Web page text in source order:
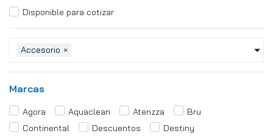
Disponible para cotizar
Accesorio ×
Marcas
Agora Aquaclean Atenzza
Bru
Continental
Descuentos
Destiny